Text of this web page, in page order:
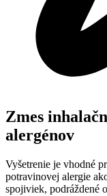
Zmes
alergénov
Vyšetrenie je vhodné
potravinovej alergie
spojiviek, podráždené